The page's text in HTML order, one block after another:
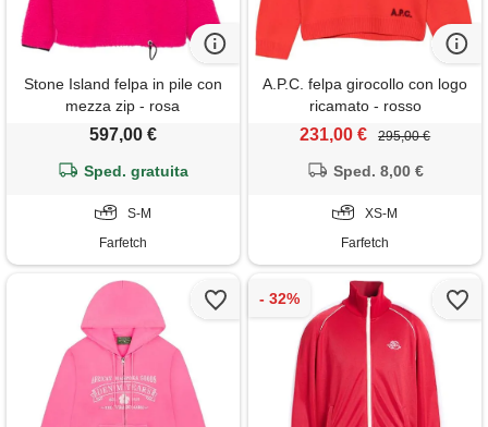
Stone Island felpa in pile con
mezza zip - rosa
597,00 €
Sped. gratuita
S-M
Farfetch
A.P.C. felpa girocollo con logo
ricamato - rosso
231,00 € 295,00 €
Sped. 8,00 €
XS-M
Farfetch